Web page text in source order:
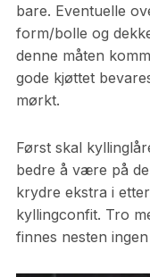
bare. Eventuelle
form/bolle og
denne måten
gode kjøttet
mørkt.
Først skal
bedre å være på
krydre ekstra i
kyllingconfit. Tro
finnes nesten